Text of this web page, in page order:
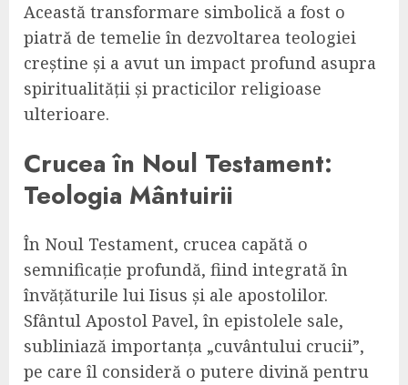
Această transformare simbolică a fost o
piatră de temelie în dezvoltarea teologiei
creștine și a avut un impact profund asupra
spiritualității și practicilor religioase
ulterioare.
Crucea în Noul Testament:
Teologia Mântuirii
În Noul Testament, crucea capătă o
semnificație profundă, fiind integrată în
învățăturile lui Iisus și ale apostolilor.
Sfântul Apostol Pavel, în epistolele sale,
subliniază importanța „cuvântului crucii”,
pe care îl consideră o putere divină pentru